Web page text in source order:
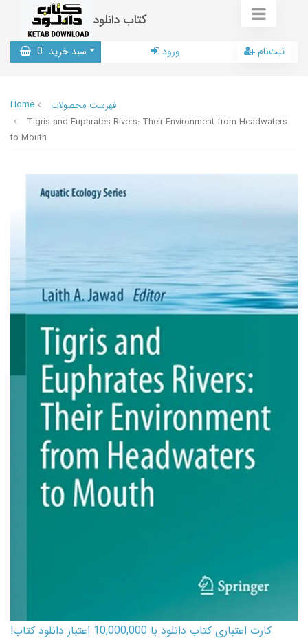
کتاب دانلود
سبد خرید 0 ورود ثبت‌نام
Home
فهرست محصولات
Tigris and Euphrates Rivers: Their Environment from Headwaters
to Mouth
کارت اعتباری کتاب دانلود با 10,000,000 اعتبار دانلود کتاب!